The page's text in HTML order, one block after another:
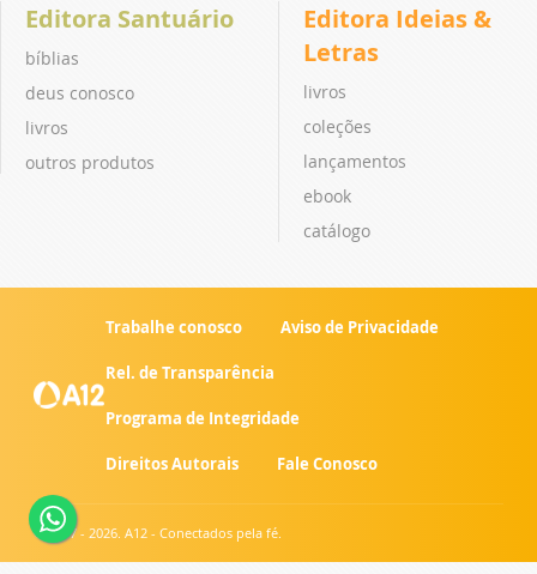
Editora Santuário
bíblias
deus conosco
livros
outros produtos
Editora Ideias &
Letras
livros
coleções
lançamentos
ebook
catálogo
Trabalhe conosco Aviso de Privacidade
Rel. de Transparência
Programa de Integridade
Direitos Autorais Fale Conosco
© 2007 - 2026. A12 - Conectados pela fé.